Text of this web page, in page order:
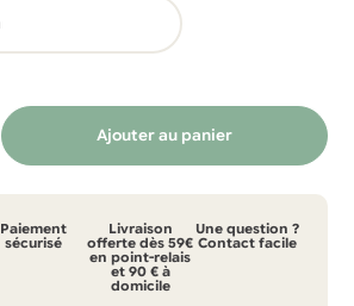
Ajouter au panier
Paiement
sécurisé
Livraison
offerte dès 59€
en point-relais
et 90 € à
domicile
Une question ?
Contact facile